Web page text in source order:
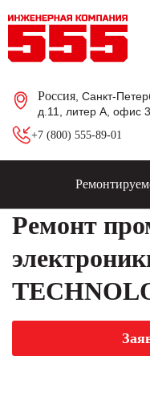
Россия , Санкт-
д.11, литер А, офис
+7 (800) 555-89-01
Ремонт